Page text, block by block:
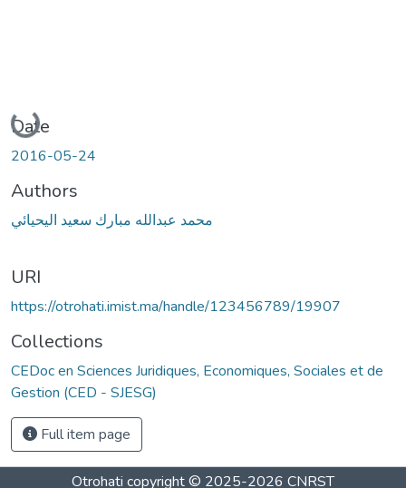
Loading...
Date
2016-05-24
Authors
محمد عبدالله مبارك سعيد اليحيائي
URI
https://otrohati.imist.ma/handle/123456789/19907
Collections
CEDoc en Sciences Juridiques, Economiques, Sociales et de
Gestion (CED - SJESG)
Full item page
Otrohati copyright © 2025-2026 CNRST